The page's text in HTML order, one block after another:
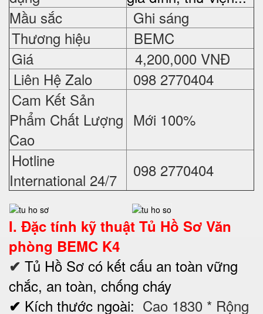
Mầu sắc
Ghi sáng
Thương hiệu
BEMC
Giá
4,200,000 VNĐ
Liên Hệ Zalo
098 2770404
Cam Kết Sản
Phẩm Chất Lượng
Cao
Mới 100%
Hotline
International 24/7
098 2770404
I. Đặc tính kỹ thuật Tủ Hồ Sơ Văn
phòng BEMC K4
✔ Tủ Hồ Sơ có kết cấu an toàn vững
chắc, an toàn, chống cháy
✔ Kích thước ngoài: Cao 1830 * Rộng